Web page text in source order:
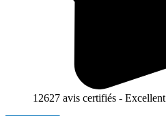
12627 avis certifiés - Excellent